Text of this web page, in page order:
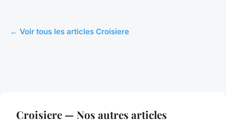
← Voir tous les articles Croisiere
Croisiere — Nos autres articles